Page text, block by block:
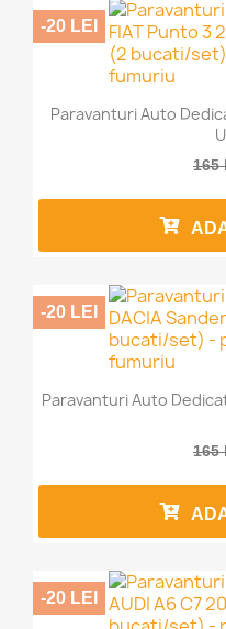
Paravanturi Auto
165
-20 LEI
Paravanturi Auto
165
-20 LEI
-20 LEI